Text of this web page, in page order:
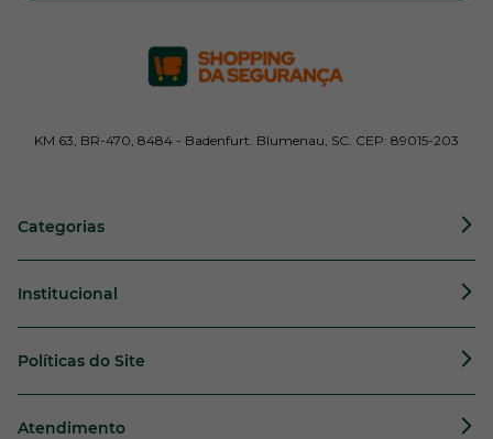
KM 63, BR-470, 8484 - Badenfurt. Blumenau, SC. CEP: 89015-203
Categorias
Institucional
Políticas do Site
Atendimento